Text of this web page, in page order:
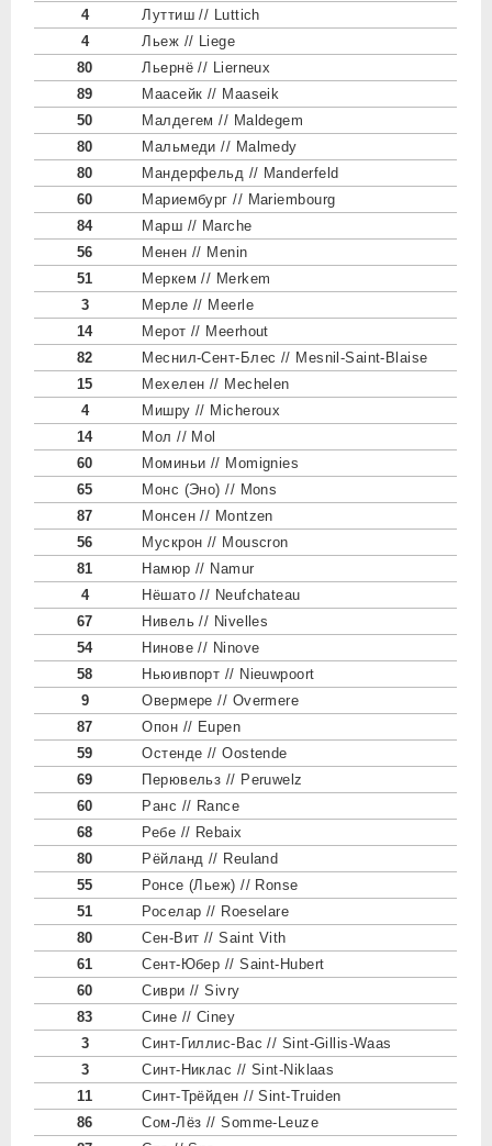
4
Луттиш // Luttich
4
Льеж // Liege
80
Льернё // Lierneux
89
Маасейк // Maaseik
50
Малдегем // Maldegem
80
Мальмеди // Malmedy
80
Мандерфельд // Manderfeld
60
Мариембург // Mariembourg
84
Марш // Marche
56
Менен // Menin
51
Меркем // Merkem
3
Мерле // Meerle
14
Мерот // Meerhout
82
Меснил-Сент-Блес // Mesnil-Saint-Blaise
15
Мехелен // Mechelen
4
Мишру // Micheroux
14
Мол // Mol
60
Моминьи // Momignies
65
Монс (Эно) // Mons
87
Монсен // Montzen
56
Мускрон // Mouscron
81
Намюр // Namur
4
Нёшато // Neufchateau
67
Нивель // Nivelles
54
Нинове // Ninove
58
Ньюивпорт // Nieuwpoort
9
Овермере // Overmere
87
Опон // Eupen
59
Остенде // Oostende
69
Перювельз // Peruwelz
60
Ранс // Rance
68
Ребе // Rebaix
80
Рёйланд // Reuland
55
Ронсе (Льеж) // Ronse
51
Роселар // Roeselare
80
Сен-Вит // Saint Vith
61
Сент-Юбер // Saint-Hubert
60
Сиври // Sivry
83
Сине // Ciney
3
Синт-Гиллис-Вас // Sint-Gillis-Waas
3
Синт-Никлас // Sint-Niklaas
11
Синт-Трёйден // Sint-Truiden
86
Сом-Лёз // Somme-Leuze